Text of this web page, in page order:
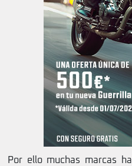
Por ello muchas marcas